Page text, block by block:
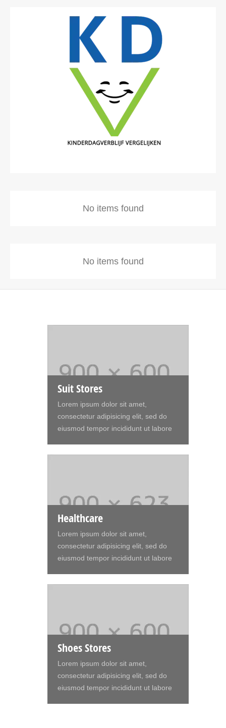
No items found
No items found
Suit Stores
Lorem ipsum dolor sit amet,
consectetur adipisicing elit, sed do
eiusmod tempor incididunt ut labore
in voluptte velit. Lorem ipsum dolor sit
amet, consectetur adipisicing elit, sed
do eiusmod tempor incididunt ut
labore et dolore magna aliqua. Ut
enim ad minim veniam, quis nostrud
exercitation ullamco laboris nisi ut
aliquip ex ea commodo consequat.
Duis aute irure dolor in reprehenderit
elit, sed do eiusmod tempor incididunt
ut labore et dolore magna aliqua. Ut
enim ad minim veniam, quis nostrud
aliquip ex ea commodo consequat.
Duis aute irure dolor in reprehenderit.
Healthcare
Lorem ipsum dolor sit amet,
consectetur adipisicing elit, sed do
eiusmod tempor incididunt ut labore
in voluptte velit. Lorem ipsum dolor sit
amet, consectetur adipisicing elit, sed
do eiusmod tempor incididunt ut
labore et dolore magna aliqua. Ut
enim ad minim veniam, quis nostrud
exercitation ullamco laboris nisi ut
aliquip ex ea commodo consequat.
Shoes Stores
Lorem ipsum dolor sit amet,
consectetur adipisicing elit, sed do
eiusmod tempor incididunt ut labore